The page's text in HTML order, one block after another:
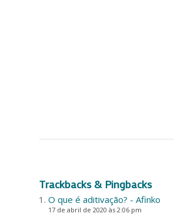
Trackbacks & Pingbacks
O que é aditivação? - Afinko
17 de abril de 2020 às 2:06 pm